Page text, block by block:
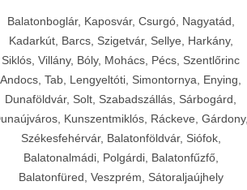
Balatonboglár, Kaposvár, Csurgó, Nagyatád,
Kadarkút, Barcs, Szigetvár, Sellye, Harkány,
Siklós, Villány, Bóly, Mohács, Pécs, Szentlőrinc
Andocs, Tab, Lengyeltóti, Simontornya, Enying,
Dunaföldvár, Solt, Szabadszállás, Sárbogárd,
Kunszentmiklós, Ráckeve, Gárdony,
Székesfehérvár, Balatonföldvár, Siófok,
Balatonalmádi, Polgárdi, Balatonfűzfő,
Balatonfüred, Veszprém, Sátoraljaújhely